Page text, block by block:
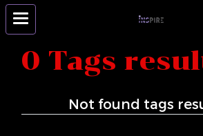
0 Tags
Not found tags